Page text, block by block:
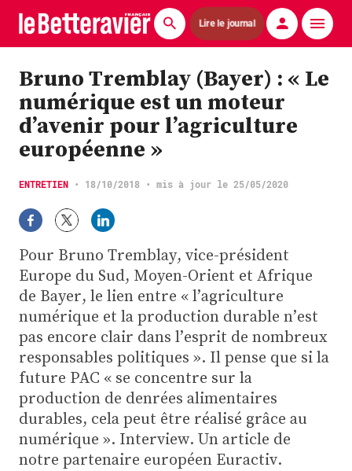
Lire le journal
Actualités
Économie
Agronomie
Matériels
La technique ITB
Pommes de terre
Guides pratiques
Chasse
Plus
Abonnez-vous
Bruno Tremblay (Bayer) : « Le
numérique est un moteur
d’avenir pour l’agriculture
européenne »
ENTRETIEN • 18/10/2018 • mis à jour le 25/05/2020
Pour Bruno Tremblay, vice-président
Europe du Sud, Moyen-Orient et Afrique
de Bayer, le lien entre « l’agriculture
numérique et la production durable n’est
pas encore clair dans l’esprit de nombreux
responsables politiques ». Il pense que si la
future PAC « se concentre sur la
production de denrées alimentaires
durables, cela peut être réalisé grâce au
numérique ». Interview. Un article de
notre partenaire européen Euractiv.